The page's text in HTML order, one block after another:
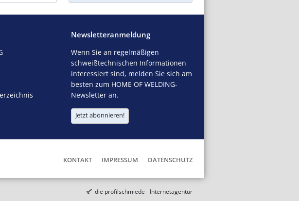
Newsletteranmeldung
Wenn Sie an regelmäßigen
schweißtechnischen Informationen
interessiert sind, melden Sie sich am
besten zum HOME OF WELDING-
Newsletter an.
Jetzt abonnieren!
KONTAKT IMPRESSUM DATENSCHUTZ
die profilschmiede - Internetagentur